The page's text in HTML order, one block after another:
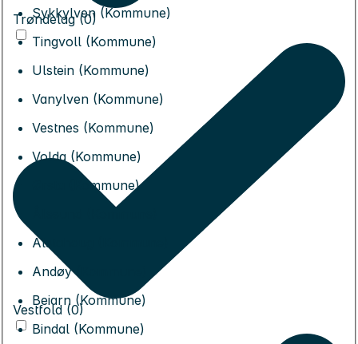
Sykkylven (Kommune)
Tingvoll (Kommune)
Ulstein (Kommune)
Vanylven (Kommune)
Vestnes (Kommune)
Volda (Kommune)
Ørsta (Kommune)
Alstahaug (Kommune)
Andøy (Kommune)
Beiarn (Kommune)
Bindal (Kommune)
Trøndelag (0)
Vestfold (0)